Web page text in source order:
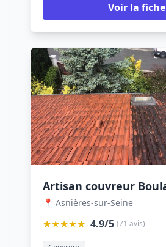
Voir la fiche
📍 Asnières-sur-Seine
★★★★★ 4.9/5 (71 avis)